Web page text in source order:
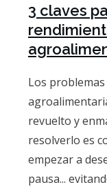
3 claves
Los
revuelto y
resolverlo es
empezar a
pausa...